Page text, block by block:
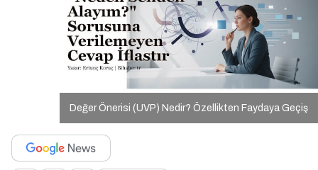
Değer Önerisi (UVP) Nedir? Özellikten Faydaya Geçiş